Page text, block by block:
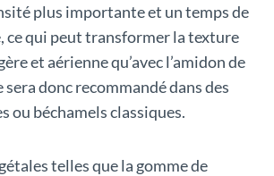
plus importante et un temps de
ce qui peut transformer la texture
et aérienne qu’avec l’amidon de
sera donc recommandé dans des
ou béchamels classiques.
telles que la gomme de